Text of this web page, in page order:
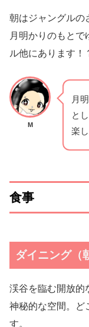
朝はジャングルの
月明かりのもと
ル他にあります！
M
月
と
楽
食事
ダイニング（
渓谷を臨む開放的
神秘的な空間。ど
す。